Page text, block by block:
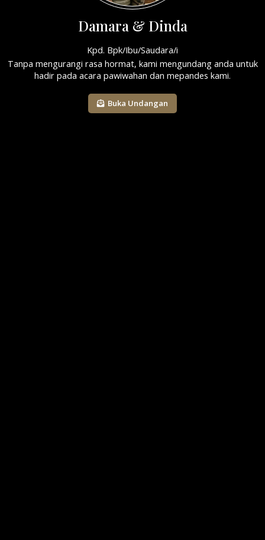
Damara & Dinda
Kpd. Bpk/Ibu/Saudara/i
Tanpa mengurangi rasa hormat, kami mengundang anda untuk
hadir pada acara pawiwahan dan mepandes kami.
Buka Undangan